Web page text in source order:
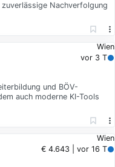
Nachverfolgung
Wien
vor 3 T
und BÖV-
auch moderne KI-Tools
Wien
€ 4.643 | vor 16 T